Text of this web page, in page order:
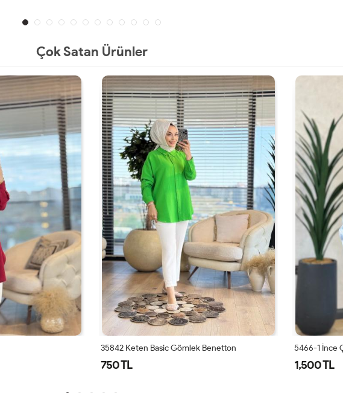
Çok Satan Ürünler
35842 Keten Basic Gömlek Benetton
750 TL
5466-1 İnce
1,500 TL